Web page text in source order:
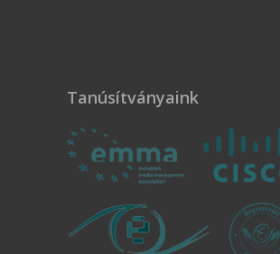
Tanúsítványaink